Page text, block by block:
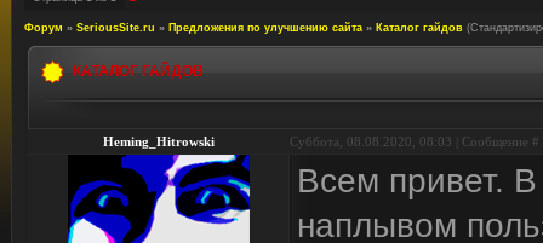
Форум » SeriousSite.ru » Предложения по улучшению сайта » Каталог гайдов
КАТАЛОГ ГАЙДОВ
Heming_Hitrowski Суббота, 08.08.2020, 08:03 | Сообщение #
Всем привет.
наплывом